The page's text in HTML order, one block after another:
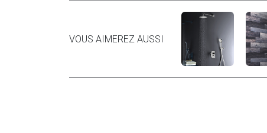
VOUS AIMEREZ AUSSI